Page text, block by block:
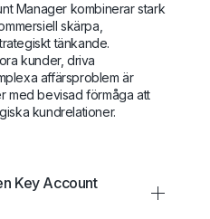
Manager kombinerar stark
skärpa,
tänkande.
kunder, driva
affärsproblem är
med bevisad förmåga att
kundrelationer.
Key Account